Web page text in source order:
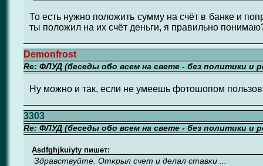
То есть нужно положить сумму на счёт в банке и
ты положил на их счёт деньги, я правильно
Demonfrost
Re: ФЛУД (беседы обо всем на свете - без политики и
Ну можно и так, если не умеешь фотошопом
3303
Re: ФЛУД (беседы обо всем на свете - без политики и
Asdfghjkuiyty пишет:
Здравствуйте. Открыл счет и делал ставки ...